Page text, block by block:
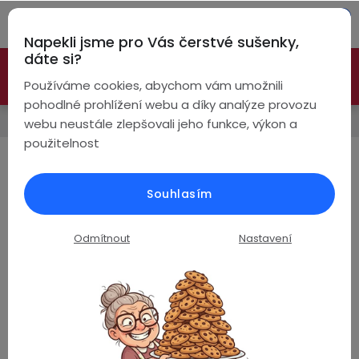
Napekli jsme pro Vás čerstvé sušenky,
dáte si?
Používáme cookies, abychom vám umožnili
pohodlné prohlížení webu a díky analýze provozu
webu neustále zlepšovali jeho funkce, výkon a
použitelnost
Nastavení
Odmítnout
Souhlasím
Přejít
obsah
🚀 Nové modely DRONŮ 🚀
-26%
PROZKOUMAT NABÍDKU
sluchátka
True
Wireless
Špunty
Chytré
hodinky
Pánské
Seniory
Chytré
náramky
Novinky
Jak teplota ovlivňuje výkon a
životnost kamer
Vliv vysokých teplot na
akumulátory(nejen)bateriových